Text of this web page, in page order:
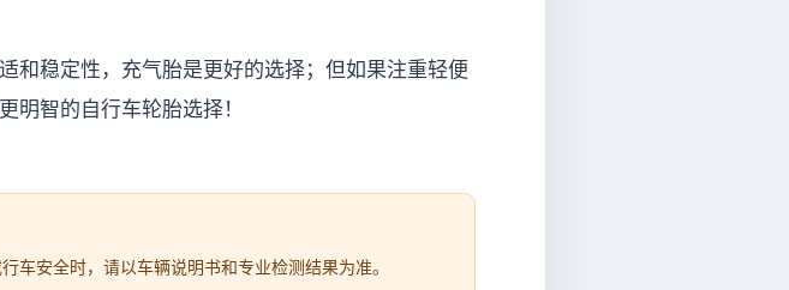
和稳定性，充气胎是更好的选择；但如果注重轻便
明智的自行车轮胎选择！
车安全时，请以车辆说明书和专业检测结果为准。